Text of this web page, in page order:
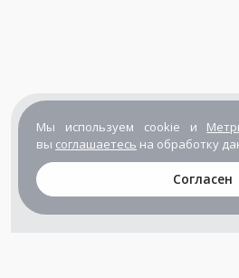
Мы используем cookie и
вы соглашаетесь на обработку
Согласен